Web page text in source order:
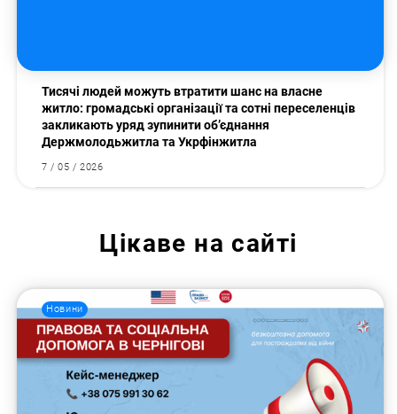
Тисячі людей можуть втратити шанс на власне
житло: громадські організації та сотні переселенців
закликають уряд зупинити об’єднання
Держмолодьжитла та Укрфінжитла
7 / 05 / 2026
Цікаве на сайті
Новини